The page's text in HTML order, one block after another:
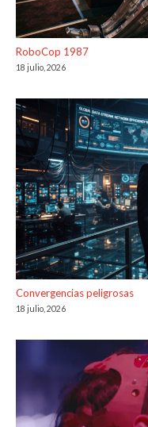
RoboCop 1987
18 julio, 2026
Convergencias peligrosas
18 julio, 2026